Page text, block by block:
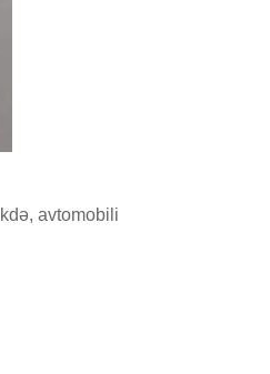
avtomobili